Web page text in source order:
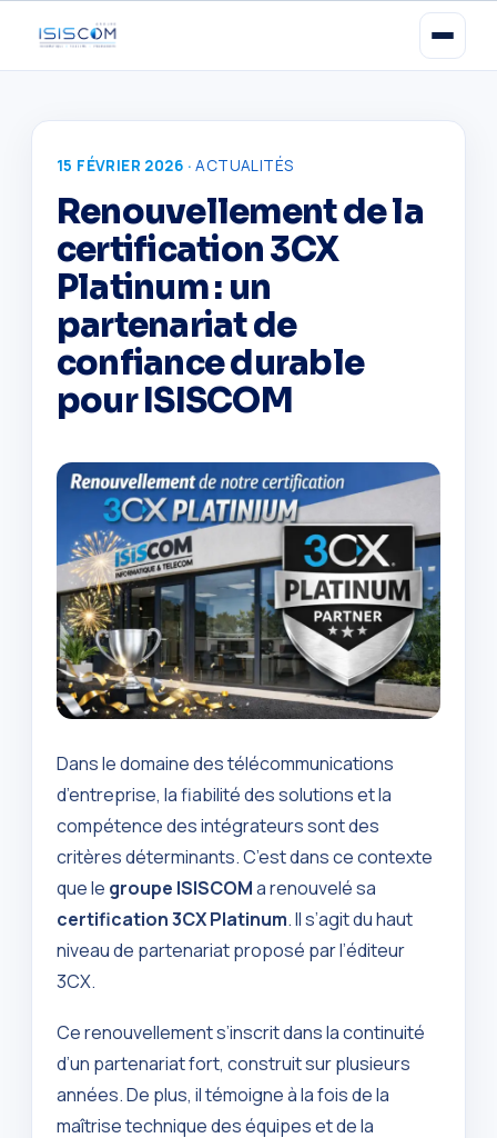
15 FÉVRIER 2026 ·ACTUALITÉS
Renouvellement de la
certification 3CX
Platinum : un
partenariat de
confiance durable
pour ISISCOM
Dans le domaine des télécommunications
d’entreprise, la fiabilité des solutions et la
compétence des intégrateurs sont des
critères déterminants. C’est dans ce contexte
que le groupe ISISCOMa renouvelé sa
certification 3CX Platinum. Il s’agit du haut
niveau de partenariat proposé par l’éditeur
3CX.
Ce renouvellement s’inscrit dans la continuité
d’un partenariat fort, construit sur plusieurs
années. De plus, il témoigne à la fois de la
maîtrise technique des équipes et de la